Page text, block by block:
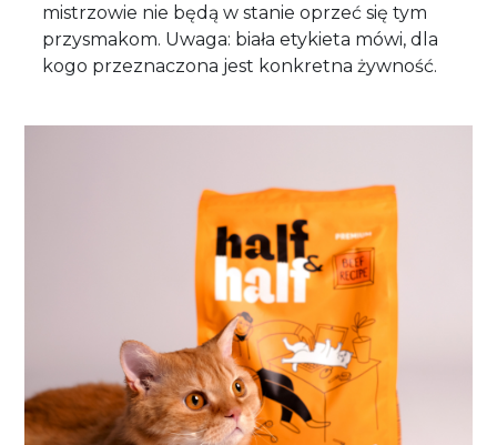
mistrzowie nie będą w stanie oprzeć się tym
przysmakom. Uwaga: biała etykieta mówi, dla
kogo przeznaczona jest konkretna żywność.